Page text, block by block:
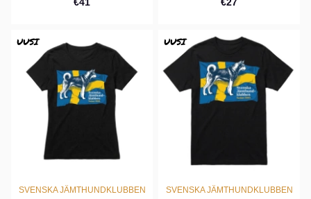
UUSI
SVENSKA JÄMTHUNDKLUBBEN
UUSI
SVENSKA JÄMTHUNDKLUBBEN